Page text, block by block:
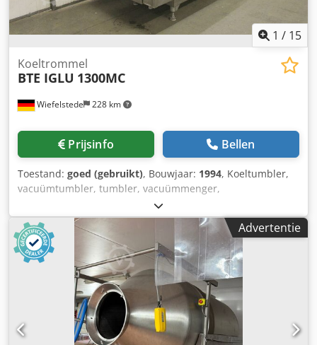
1 / 15
Wiefelstede 228 km
Koeltrommel
BTE IGLU 1300MC
Prijsinfo Bellen
Toestand: goed (gebruikt), Bouwjaar: 1994, Koeltumbler,
vacuümtumbler, tumbler, vacuümmenger,
vacuümmengmachine -Capaciteit: 1300 liter -Max. vacuüm:
950 mbar -Uitrusting: uitworpklep, koelhuis, koeling
Csdsdtu Tqspfx Acwoha -Afmetingen: 2370/1500/H2320
mm -Gewicht: ca. 1500 kg
Advertentie